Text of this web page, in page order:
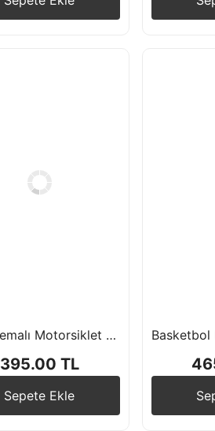
Yarış Temalı Motorsiklet Folyo Balon Seti
395.00 TL
Sepete Ekle